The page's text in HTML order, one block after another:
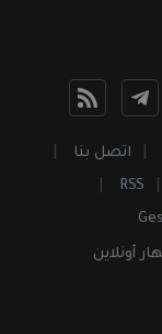
اتصل بنا
RSS